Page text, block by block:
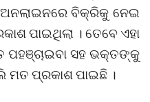
ଅନଲାଇନରେ ବିକ୍ରିକୁ ନେଇ
ପାଇଥିଲା । ତେବେ ଏହା
ପହଞ୍ଚାଇବା ସହ ଭକ୍ତଙ୍କୁ
ପ୍ରକାଶ ପାଇଛି ।